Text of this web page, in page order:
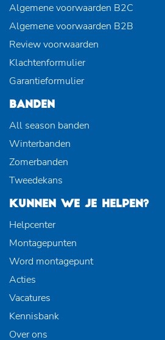
Algemene voorwaarden B2C
Algemene voorwaarden B2B
Review voorwaarden
Klachtenformulier
Garantieformulier
BANDEN
All season banden
Winterbanden
Zomerbanden
Tweedekans
KUNNEN WE JE HELPEN?
Helpcenter
Montagepunten
Word montagepunt
Acties
Vacatures
Kennisbank
Over ons